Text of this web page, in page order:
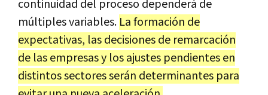
continuidad del proceso dependerá de
múltiples variables. La formación de
expectativas, las decisiones de remarcación
de las empresas y los ajustes pendientes en
distintos sectores serán determinantes para